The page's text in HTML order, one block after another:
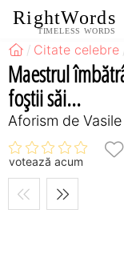
RightWords
TIMELESS WORDS
Citate celebre
Maestrul
foştii săi...
Aforism de
votează acum